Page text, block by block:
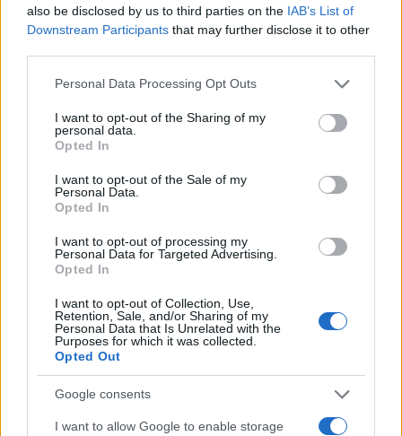
also be disclosed by us to third parties on the IAB’s List of
Downstream Participants that may further disclose it to other
Please note that this website/app uses one or more Google
not limited to your visit or usage behaviour. You may click to
grant or deny consent to Google and its third-party tags to
use your data for below specified purposes in below Google
consent section.
Personal Data Processing Opt Outs
I want to opt-out of the Sharing of my
personal data.
Opted In
I want to opt-out of the Sale of my
Personal Data.
Opted In
I want to opt-out of processing my
Personal Data for Targeted Advertising.
Opted In
I want to opt-out of Collection, Use,
Retention, Sale, and/or Sharing of my
Personal Data that Is Unrelated with the
Purposes for which it was collected.
Opted Out
Google consents
I want to allow Google to enable storage
DangerJetExhaust(@dangerjetexhaust)
Trusted Member
Χρόνια πολλά! Πάντα Ελεύθεροι! Ζήτω το Έθνος! Ζήτω η 25η
Μαρτίου 1821!
Reply
dimitrisx(@dimitrisx)
Noble Member
25 Μαρτίου 2025 16:18
Χρόνια πολλά. Πτήση η σελίδα ανοίγει με δυσκολία, όπως επίσης
και τα άρθρα. Από android κινητό.
Reply
Alcibiades (@alcibiades) Trusted Member